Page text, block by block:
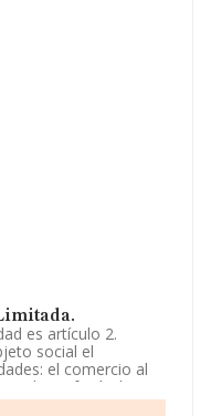
es artículo 2.
social el
el comercio al
hortofrutícolas,
clasificación,